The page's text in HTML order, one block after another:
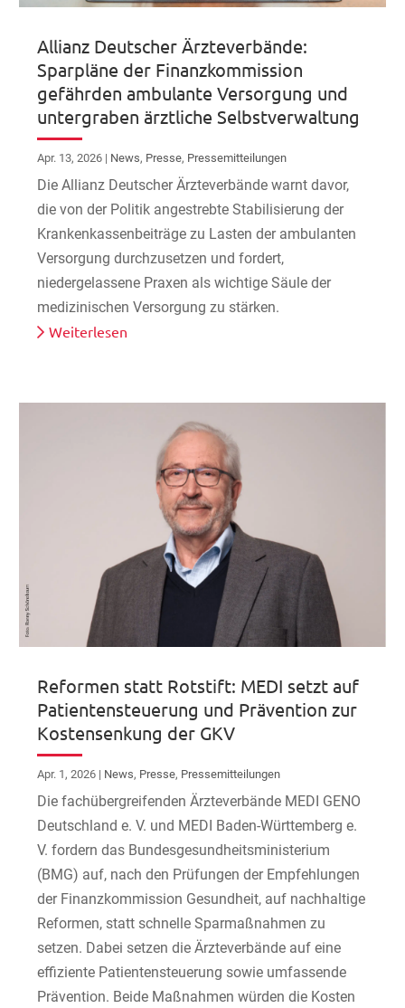
Allianz Deutscher Ärzteverbände:
Sparpläne der Finanzkommission
gefährden ambulante Versorgung und
untergraben ärztliche Selbstverwaltung
Apr. 13, 2026 | News, Presse, Pressemitteilungen
Die Allianz Deutscher Ärzteverbände warnt davor,
die von der Politik angestrebte Stabilisierung der
Krankenkassenbeiträge zu Lasten der ambulanten
Versorgung durchzusetzen und fordert,
niedergelassene Praxen als wichtige Säule der
medizinischen Versorgung zu stärken.
Weiterlesen
Reformen statt Rotstift: MEDI setzt auf
Patientensteuerung und Prävention zur
Kostensenkung der GKV
Apr. 1, 2026 | News, Presse, Pressemitteilungen
Die fachübergreifenden Ärzteverbände MEDI GENO
Deutschland e. V. und MEDI Baden-Württemberg e.
V. fordern das Bundesgesundheitsministerium
(BMG) auf, nach den Prüfungen der Empfehlungen
der Finanzkommission Gesundheit, auf nachhaltige
Reformen, statt schnelle Sparmaßnahmen zu
setzen. Dabei setzen die Ärzteverbände auf eine
effiziente Patientensteuerung sowie umfassende
Prävention. Beide Maßnahmen würden die Kosten